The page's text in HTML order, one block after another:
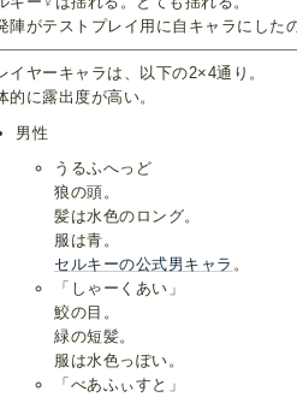
陣がテストプレイ用に自キャラにした
イヤーキャラは、以下の2×4通り。
的に露出度が高い。
男性
うるふへっど
狼の頭。
髪は水色のロング。
服は青。
セルキーの公式男キャラ 。
「しゃーくあい」
鮫の目。
緑の短髪。
服は水色っぽい。
「べあふぃすと」